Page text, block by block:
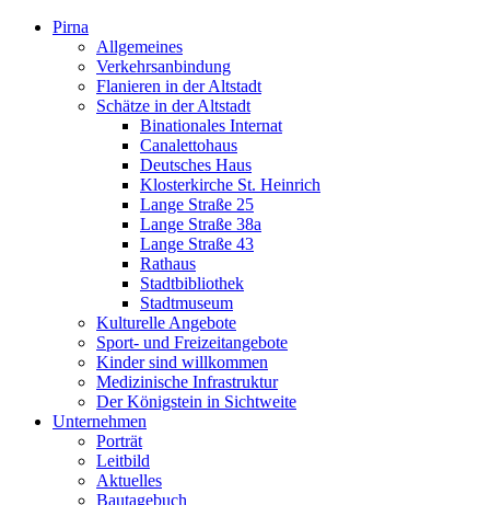
Pirna
Allgemeines
Verkehrsanbindung
Flanieren in der Altstadt
Schätze in der Altstadt
Binationales Internat
Canalettohaus
Deutsches Haus
Klosterkirche St. Heinrich
Lange Straße 25
Lange Straße 38a
Lange Straße 43
Rathaus
Stadtbibliothek
Stadtmuseum
Kulturelle Angebote
Sport- und Freizeitangebote
Kinder sind willkommen
Medizinische Infrastruktur
Der Königstein in Sichtweite
Unternehmen
Porträt
Leitbild
Aktuelles
Bautagebuch